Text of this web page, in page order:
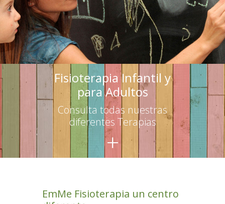
-- María
Terapias
-- Terapias Infantiles
-- Terapias para adultos
Escuelas
-- Asesoramiento
-- Talleres para educadores
-- Talleres para familias
Colaboraciones
Fisioterapia Infantil y
para Adultos
Consulta todas nuestras
diferentes Terapias
+
EmMe Fisioterapia un centro